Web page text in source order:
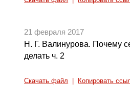
21 февраля 2017
Н. Г. Валинурова. Почему
делать ч. 2
Скачать файл Копировать